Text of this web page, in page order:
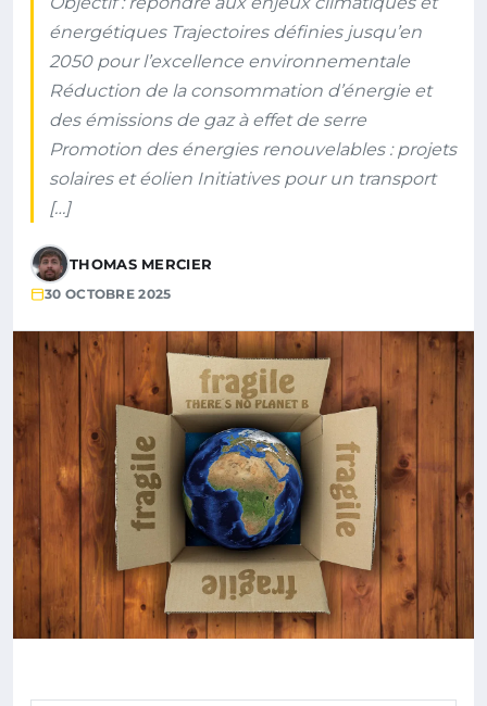
énergétiques Trajectoires définies jusqu’en
2050 pour l’excellence environnementale
Réduction de la consommation d’énergie et
des émissions de gaz à effet de serre
Promotion des énergies renouvelables : projets
solaires et éolien Initiatives pour un transport
[…]
THOMAS MERCIER
30 OCTOBRE 2025